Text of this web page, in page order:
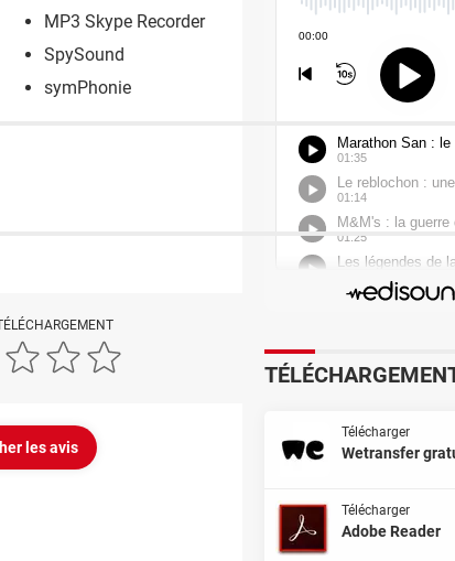
MP3 Skype Recorder
SpySound
symPhonie
les avis
Télécharger
Wetransfer
Télécharger
Adobe Reader